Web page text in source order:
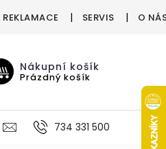
SERVIS O
Nákupní košík
Prázdný košík
VÝPRODEJ %
734 331 500